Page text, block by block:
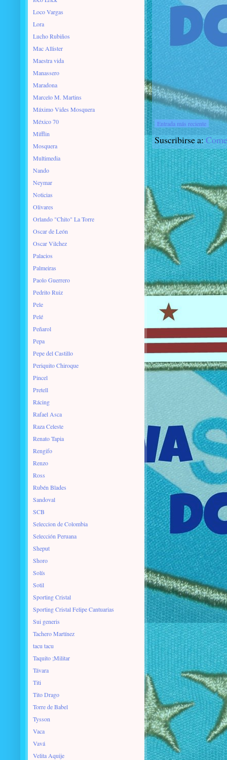
Entrada más reciente
Suscribirse a:
Loco Vargas
Lora
Lucho Rubiños
Mac Allister
Maestra vida
Manassero
Maradona
Marcelo M. Martins
Máximo Vides Mosquera
México 70
Mifflin
Mosquera
Multimedia
Nando
Neymar
Noticias
Olivares
Orlando "Chito" La Torre
Oscar de León
Oscar Vilchez
Palacios
Palmeiras
Paolo Guerrero
Pedrito Ruiz
Pele
Pelé
Peñarol
Pepa
Pepe del Castillo
Periquito Chiroque
Pincel
Pretell
Rácing
Rafael Asca
Raza Celeste
Renato Tapia
Rengifo
Renzo
Ross
Rubén Blades
Sandoval
SCB
Seleccion de Colombia
Selección Peruana
Sheput
Shoro
Solís
Sotil
Sporting Cristal
Sporting Cristal Felipe Cantuarias
Sui generis
Tachero Martínez
tacu tacu
Taquito ;Militar
Távara
Titi
Tito Drago
Torre de Babel
Tysson
Vaca
Vavá
Velita Aquije